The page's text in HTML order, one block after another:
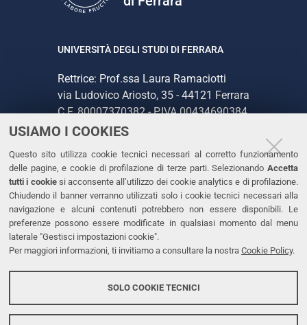
USIAMO I COOKIES
Questo sito utilizza cookie tecnici necessari al corretto funzionamento
delle pagine, e cookie di profilazione di terze parti. Selezionando Accetta
tutti i cookiesi acconsente all’utilizzo dei cookie analytics e di profilazione.
Chiudendo il banner verranno utilizzati solo i cookie tecnici necessari alla
navigazione e alcuni contenuti potrebbero non essere disponibili. Le
preferenze possono essere modificate in qualsiasi momento dal menu
laterale "Gestisci impostazioni cookie".
Per maggiori informazioni, ti invitiamo a consultare la nostra Cookie Policy.
SOLO COOKIE TECNICI
UNIVERSITÀ DEGLI STUDI DI FERRARA
Rettrice: Prof.ssa Laura Ramaciotti
via Ludovico Ariosto, 35 - 44121 Ferrara
C.F. 80007370382 - P.IVA 00434690384
CONTATTI
Tel. +39 0532 293111
Fax. +39 0532 293031
PEC
LINKS
Accessibilità
Protezione dati personali